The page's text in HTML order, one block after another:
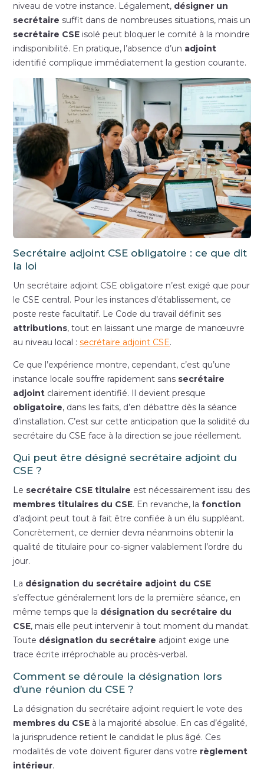
niveau de votre instance. Légalement, désigner un
secrétaire suffit dans de nombreuses situations, mais un
secrétaire CSE isolé peut bloquer le comité à la moindre
indisponibilité. En pratique, l’absence d’un adjoint
identifié complique immédiatement la gestion courante.
Secrétaire adjoint CSE obligatoire : ce que dit
la loi
Un secrétaire adjoint CSE obligatoire n’est exigé que pour
le CSE central. Pour les instances d’établissement, ce
poste reste facultatif. Le Code du travail définit ses
attributions, tout en laissant une marge de manœuvre
au niveau local :secrétaire adjoint CSE.
Ce que l’expérience montre, cependant, c’est qu’une
instance locale souffre rapidement sans secrétaire
adjoint clairement identifié. Il devient presque
obligatoire, dans les faits, d’en débattre dès la séance
d’installation. C’est sur cette anticipation que la solidité du
secrétaire du CSE face à la direction se joue réellement.
Qui peut être désigné secrétaire adjoint du
CSE ?
Le secrétaire CSE titulaire est nécessairement issu des
membres titulaires du CSE. En revanche, lafonction
d’adjoint peut tout à fait être confiée à un élu suppléant.
Concrètement, ce dernier devra néanmoins obtenir la
qualité de titulaire pour co-signer valablement l’ordre du
jour.
La désignation du secrétaire adjoint du CSE
s’effectue généralement lors de la première séance, en
même temps que la désignation du secrétaire du
CSE, mais elle peut intervenir à tout moment du mandat.
Toute désignation du secrétaire adjoint exige une
trace écrite irréprochable au procès-verbal.
Comment se déroule la désignation lors
d’une réunion du CSE ?
La désignation du secrétaire adjoint requiert le vote des
membres du CSE à la majorité absolue. En cas d’égalité,
la jurisprudence retient le candidat le plus âgé. Ces
modalités de vote doivent figurer dans votre règlement
intérieur.